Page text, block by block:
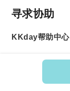
寻求协助
KKday帮助中心